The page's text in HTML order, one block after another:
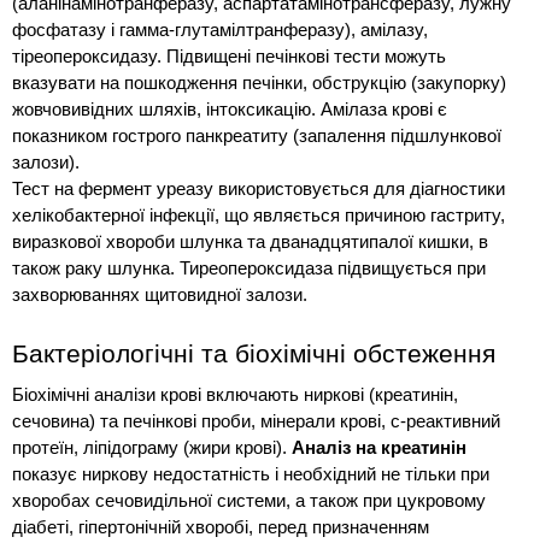
(аланінамінотранферазу, аспартатамінотрансферазу, лужну
фосфатазу і гамма-глутамілтранферазу), амілазу,
тіреопероксидазу. Підвищені печінкові тести можуть
вказувати на пошкодження печінки, обструкцію (закупорку)
жовчовивідних шляхів, інтоксикацію. Амілаза крові є
показником гострого панкреатиту (запалення підшлункової
залози).
Тест на фермент уреазу використовується для діагностики
хелікобактерної інфекції, що являється причиною гастриту,
виразкової хвороби шлунка та дванадцятипалої кишки, в
також раку шлунка. Тиреопероксидаза підвищується при
захворюваннях щитовидної залози.
Бактеріологічні та біохімічні обстеження
Біохімічні аналізи крові включають ниркові (креатинін,
сечовина) та печінкові проби, мінерали крові, с-реактивний
протеїн, ліпідограму (жири крові). Аналіз на креатинін
показує ниркову недостатність і необхідний не тільки при
хворобах сечовидільної системи, а також при цукровому
діабеті, гіпертонічній хворобі, перед призначенням